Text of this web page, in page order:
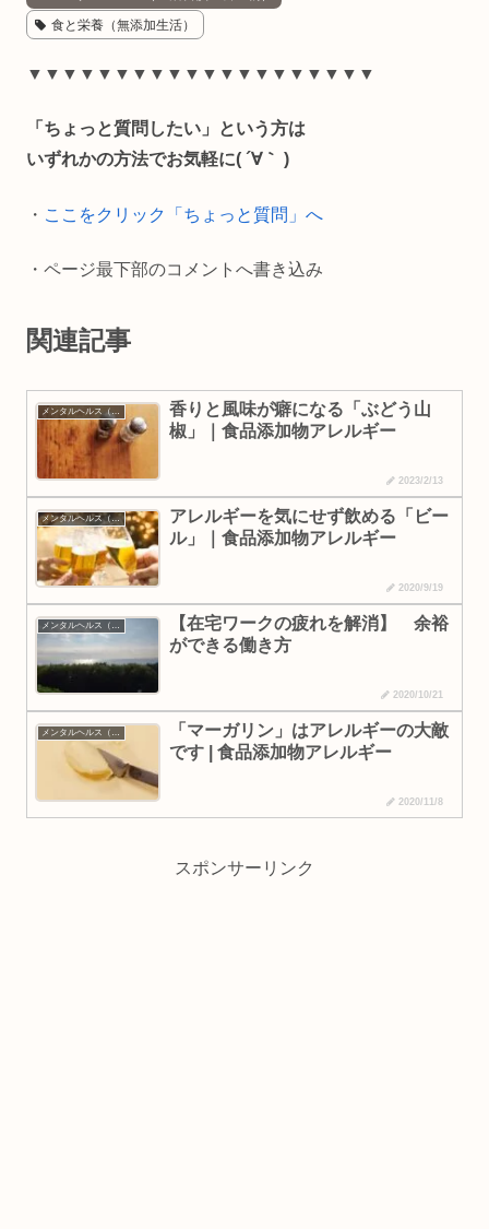
e
o
o
k
e
l L
i
k
食と栄養（無添加生活）
▼▼▼▼▼▼▼▼▼▼▼▼▼▼▼▼▼▼▼▼
「ちょっと質問したい」という方は
いずれかの方法でお気軽に( ´∀｀ )
・ ここをクリック「ちょっと質問」へ
・ページ最下部のコメントへ書き込み
関連記事
香りと風味が癖になる「ぶどう山
椒」｜食品添加物アレルギー
2023/2/13
メンタルヘルス（生活習慣・食べ物）
アレルギーを気にせず飲める「ビー
ル」｜食品添加物アレルギー
2020/9/19
【在宅ワークの疲れを解消】 余裕
ができる働き方
2020/10/21
「マーガリン」はアレルギーの大敵
です | 食品添加物アレルギー
2020/11/8
スポンサーリンク